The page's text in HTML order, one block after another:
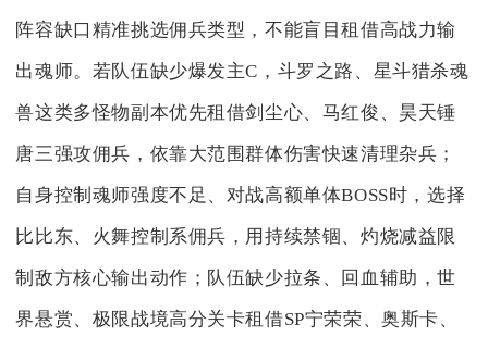
阵容缺口精准挑选佣兵类型，不能盲目租借高战力输
出魂师。若队伍缺少爆发主C，斗罗之路、星斗猎杀魂
兽这类多怪物副本优先租借剑尘心、马红俊、昊天锤
唐三强攻佣兵，依靠大范围群体伤害快速清理杂兵；
自身控制魂师强度不足、对战高额单体BOSS时，选择
比比东、火舞控制系佣兵，用持续禁锢、灼烧减益限
制敌方核心输出动作；队伍缺少拉条、回血辅助，世
界悬赏、极限战境高分关卡租借SP宁荣荣、奥斯卡、